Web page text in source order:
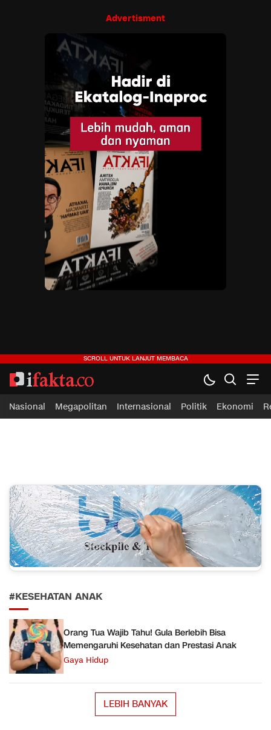
Advertisment
ifakta.co
#pastibenar
Nasional Megapolitan Internasional Politik Ekonomi
#KESEHATAN ANAK
Orang Tua Wajib Tahu! Gula Berlebih Bisa
Memengaruhi Kesehatan dan Prestasi Anak
Gaya Hidup
LEBIH BANYAK